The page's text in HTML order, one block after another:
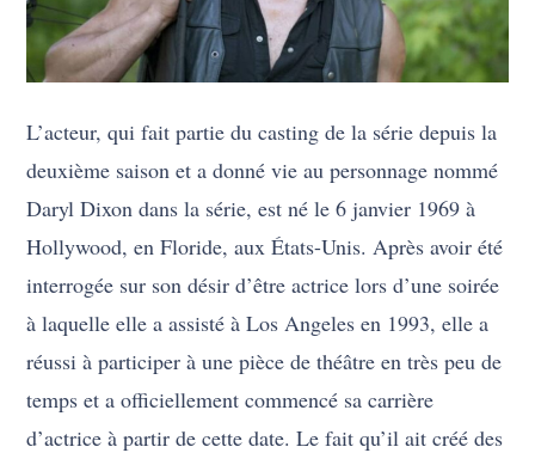
L’acteur, qui fait partie du casting de la série depuis la
deuxième saison et a donné vie au personnage nommé
Daryl Dixon dans la série, est né le 6 janvier 1969 à
Hollywood, en Floride, aux États-Unis. Après avoir été
interrogée sur son désir d’être actrice lors d’une soirée
à laquelle elle a assisté à Los Angeles en 1993, elle a
réussi à participer à une pièce de théâtre en très peu de
temps et a officiellement commencé sa carrière
d’actrice à partir de cette date. Le fait qu’il ait créé des